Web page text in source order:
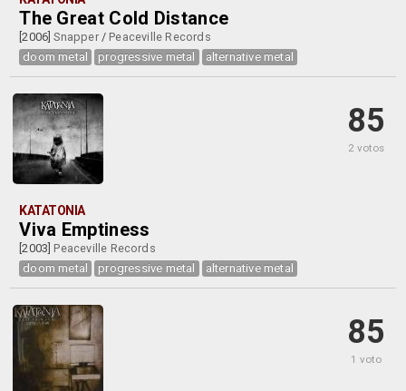
The Great Cold Distance
[2006]Snapper/ Peaceville Records
doom metal
progressive metal alternative metal
85
2 votos
KATATONIA
Viva Emptiness
[2003] Peaceville Records
doom metal
progressive metal alternative metal
85
1 voto